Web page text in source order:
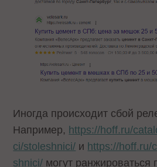
Иногда происходит сбой
Например, https://hoff.ru/
ci/stoleshnici/ и https://hoff.ru/
shnici/ могут ранжироваться